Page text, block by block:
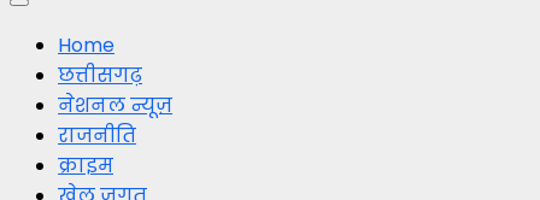
Primary
MenuHome
छत्तीसगढ़
नेशनल न्यूज़
राजनीति
क्राइम